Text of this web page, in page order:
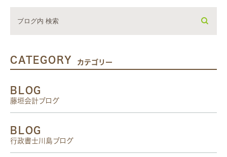
CATEGORY カテゴリー
BLOG
藤垣会計ブログ
BLOG
行政書士川島ブログ